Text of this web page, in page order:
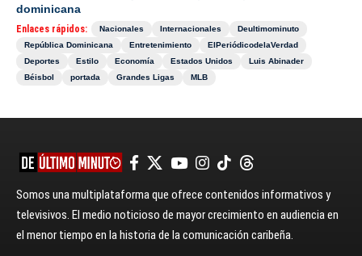
dominicana
Enlaces rápidos: Nacionales Internacionales
Deultimominuto
República Dominicana
Entretenimiento
ElPeriódicodelaVerdad
Deportes
Estilo Economía Estados Unidos
Luis Abinader
Béisbol
portada Grandes Ligas MLB
Somos una multiplataforma que ofrece contenidos informativos y
televisivos. El medio noticioso de mayor crecimiento en audiencia en
el menor tiempo en la historia de la comunicación caribeña.